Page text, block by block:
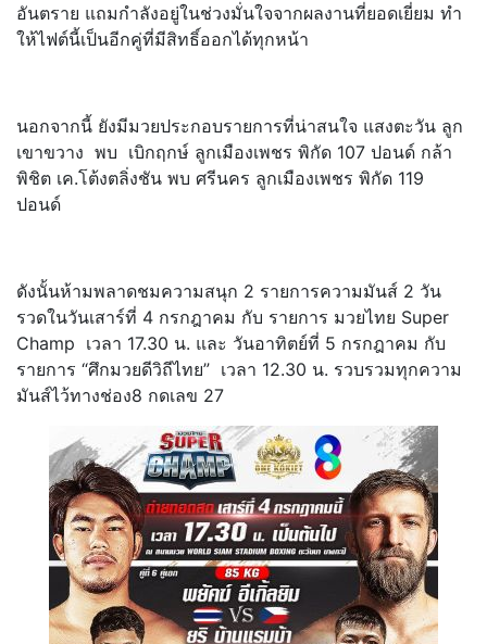
อันตราย แถมกำลังอยู่ในช่วงมั่นใจจากผลงานที่ยอดเยี่ยม ทำ
ให้ไฟต์นี้เป็นอีกคู่ที่มีสิทธิ์ออกได้ทุกหน้า
นอกจากนี้ ยังมีมวยประกอบรายการที่น่าสนใจ แสงตะวัน ลูก
เขาขวาง พบ เบิกฤกษ์ ลูกเมืองเพชร พิกัด 107 ปอนด์ กล้า
พิชิต เค.โต้งตลิ่งชัน พบ ศรีนคร ลูกเมืองเพชร พิกัด 119
ปอนด์
ดังนั้นห้ามพลาดชมความสนุก 2 รายการความมันส์ 2 วัน
รวดในวันเสาร์ที่ 4 กรกฎาคม กับ รายการ มวยไทย Super
Champ เวลา 17.30 น. และ วันอาทิตย์ที่ 5 กรกฎาคม กับ
รายการ “ศึกมวยดีวิถีไทย” เวลา 12.30 น. รวบรวมทุกความ
มันส์ไว้ทางช่อง8 กดเลข 27